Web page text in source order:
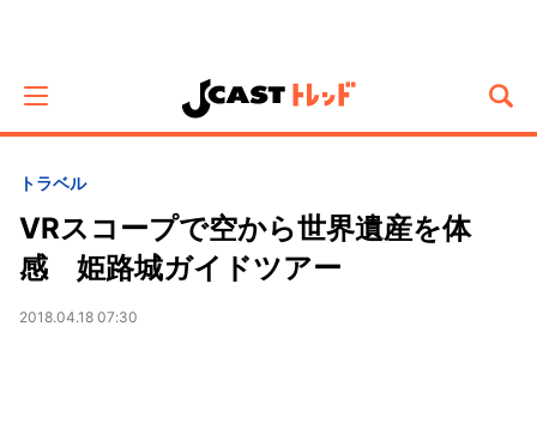
トラベル
VRスコープで空から世界遺産を体
感 姫路城ガイドツアー
2018.04.18 07:30